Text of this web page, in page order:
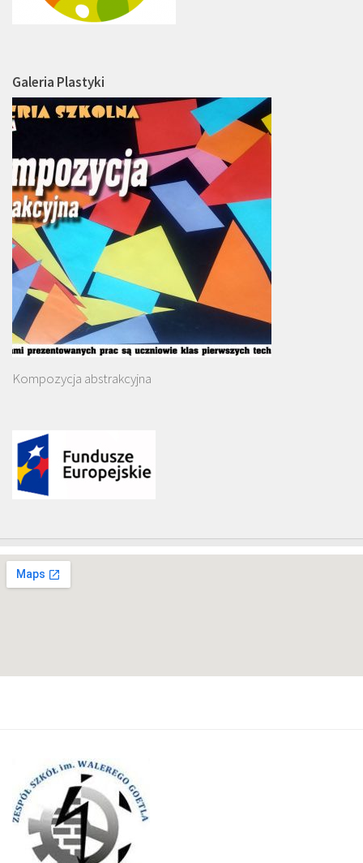
Galeria Plastyki
Kompozycja abstrakcyjna